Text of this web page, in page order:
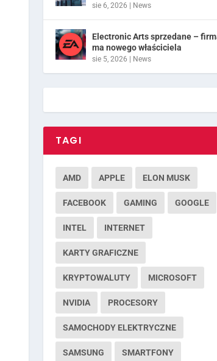
sie 6, 2026 | News
Electronic Arts sprzedane –
ma nowego właściciela
sie 5, 2026 | News
TAGI
AMD APPLE ELON MUSK
FACEBOOK GAMING GOOGLE
INTEL INTERNET
KARTY GRAFICZNE
KRYPTOWALUTY MICROSOFT
NVIDIA PROCESORY
SAMOCHODY ELEKTRYCZNE
SAMSUNG SMARTFONY